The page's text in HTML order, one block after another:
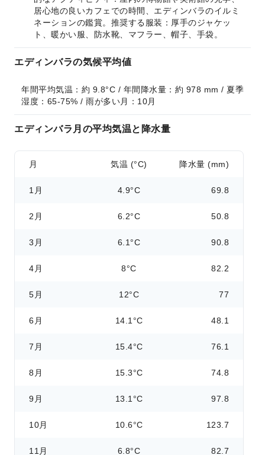
居心地の良いカフェでの時間、エディンバラのイルミ
ネーションの鑑賞。推奨する服装：厚手のジャケッ
ト、暖かい服、防水靴、マフラー、帽子、手袋。
エディンバラの気候平均値
年間平均気温：約 9.8°C / 年間降水量：約 978 mm / 夏季
湿度：65-75% / 雨が多い月：10月
エディンバラ月の平均気温と降水量
月 気温 (°C) 降水量 (mm)
1月 4.9°C 69.8
2月 6.2°C 50.8
3月 6.1°C 90.8
4月 8°C 82.2
5月 12°C 77
6月 14.1°C 48.1
7月 15.4°C 76.1
8月 15.3°C 74.8
9月 13.1°C 97.8
10月 10.6°C 123.7
11月 6.8°C 82.7